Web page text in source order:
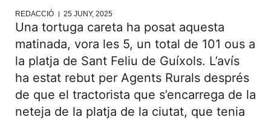
REDACCIÓ 25 JUNY, 2025
Una tortuga careta ha posat aquesta
matinada, vora les 5, un total de 101 ous a
la platja de Sant Feliu de Guíxols. L’avís
ha estat rebut per Agents Rurals després
de que el tractorista que s’encarrega de la
neteja de la platja de la ciutat, que tenia